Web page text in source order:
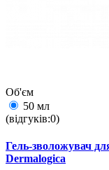
Об'єм
50 мл
(відгуків:0)
Гель-зволожувач
Dermalogica